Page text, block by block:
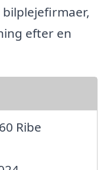
efter en
Ribe